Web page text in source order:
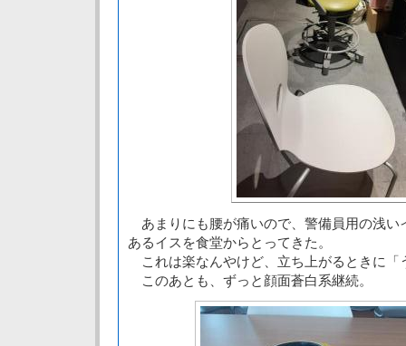
あまりにも腰が痛いので、警備員用の浅い
あるイスを食堂からとってきた。
これは楽なんやけど、立ち上がるときに「
このあとも、ずっと顔面蒼白系継続。